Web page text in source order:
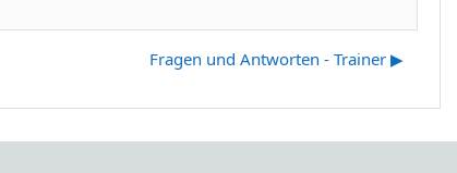
Fragen und Antworten - Trainer ▶︎